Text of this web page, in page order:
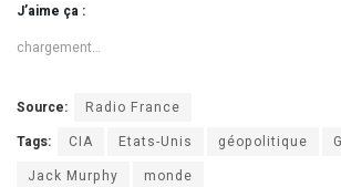
J’aime ça :
chargement…
Source:
Radio France
Tags:
CIA Etats-Unis géopolitique
Jack Murphy
monde